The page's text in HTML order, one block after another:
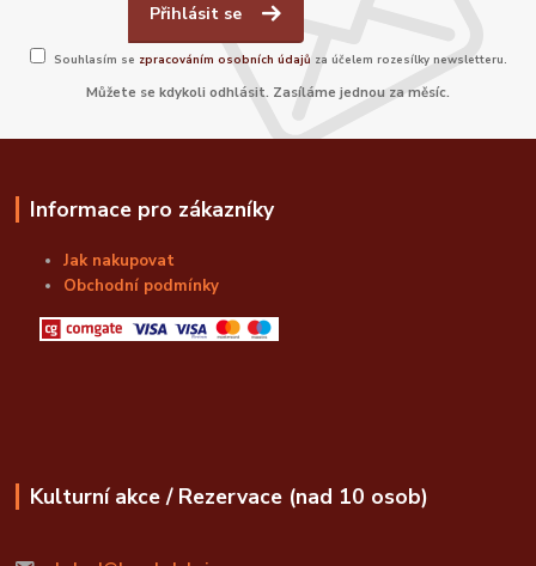
Přihlásit se
Souhlasím se zpracováním osobních údajů za účelem rozesílky newsletteru.
Můžete se kdykoli odhlásit. Zasíláme jednou za měsíc.
Informace pro zákazníky
Jak nakupovat
Obchodní podmínky
Kulturní akce / Rezervace (nad 10 osob)